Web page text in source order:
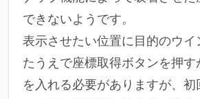
できないようです。
表示させたい位置に目的のウイ
たうえで座標取得ボタンを押
を入れる必要がありますが、